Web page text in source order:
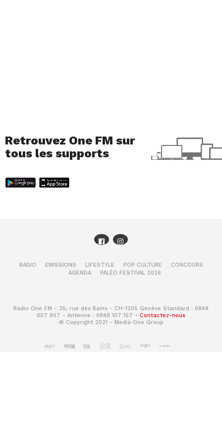
Retrouvez One FM sur
tous les supports
RADIO EMISSIONS LIFESTYLE POP CULTURE
CONCOURS
AGENDA
PALÉO FESTIVAL 2026
Radio One FM - 35, rue des Bains - CH-1205 Genève Standard : 0848
807 807 - Antenne : 0848 107 107 - Contactez-nous
© Copyright 2021 - Media One Group